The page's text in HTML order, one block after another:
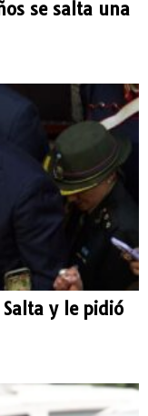
se salta una
y le pidió